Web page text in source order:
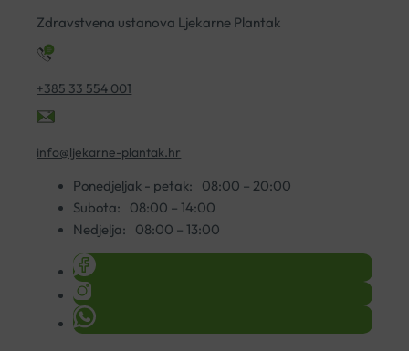
Zdravstvena ustanova Ljekarne Plantak
+385 33 554 001
info@ljekarne-plantak.hr
Ponedjeljak - petak:
08:00 – 20:00
Subota:
08:00 – 14:00
Nedjelja:
08:00 – 13:00